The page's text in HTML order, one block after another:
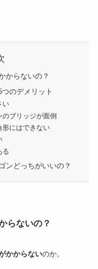
からないの？
のデメリット
い
ブリッジが面倒
形にはできない
る
ンどっちがいいの？
らないの？
かからないのか。